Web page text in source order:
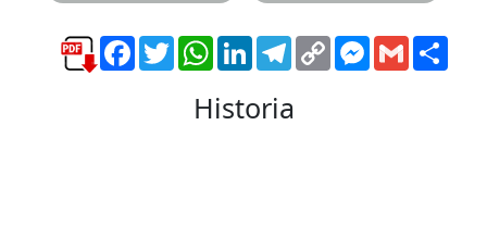
Facebook
TwitterWhatsApp
LinkedInTelegram
Copy
Link
Messenger
Gmail
Historia